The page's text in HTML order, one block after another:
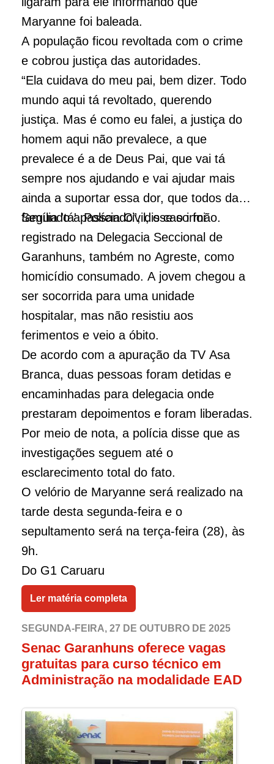
Maryanne foi baleada.
A população ficou revoltada com o crime
e cobrou justiça das autoridades.
“Ela cuidava do meu pai, bem dizer. Todo
mundo aqui tá revoltado, querendo
justiça. Mas é como eu falei, a justiça do
homem aqui não prevalece, a que
prevalece é a de Deus Pai, que vai tá
sempre nos ajudando e vai ajudar mais
ainda a suportar essa dor, que todos da
família 'tá' passando”, disse o irmão.
Segundo a Polícia Civil, o caso foi
registrado na Delegacia Seccional de
Garanhuns, também no Agreste, como
homicídio consumado. A jovem chegou a
ser socorrida para uma unidade
hospitalar, mas não resistiu aos
ferimentos e veio a óbito.
De acordo com a apuração da TV Asa
Branca, duas pessoas foram detidas e
encaminhadas para delegacia onde
prestaram depoimentos e foram liberadas.
Por meio de nota, a polícia disse que as
investigações seguem até o
esclarecimento total do fato.
O velório de Maryanne será realizado na
tarde desta segunda-feira e o
sepultamento será na terça-feira (28), às
9h.
Do G1 Caruaru
Ler matéria completa
SEGUNDA-FEIRA, 27 DE OUTUBRO DE 2025
Senac Garanhuns oferece vagas
gratuitas para curso técnico em
Administração na modalidade EAD